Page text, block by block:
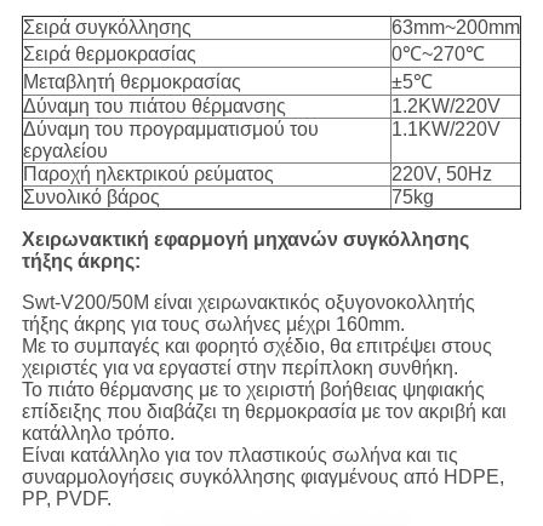
Σειρά συγκόλλησης
63mm~200mm
Σειρά θερμοκρασίας
0℃~270℃
Μεταβλητή θερμοκρασίας
±5℃
Δύναμη του πιάτου θέρμανσης
1.2KW/220V
Δύναμη του προγραμματισμού του
εργαλείου
1.1KW/220V
Παροχή ηλεκτρικού ρεύματος
220V, 50Hz
Συνολικό βάρος
75kg
Χειρωνακτική εφαρμογή μηχανών συγκόλλησης
τήξης άκρης:
Swt-V200/50M είναι χειρωνακτικός οξυγονοκολλητής
τήξης άκρης για τους σωλήνες μέχρι 160mm.
Με το συμπαγές και φορητό σχέδιο, θα επιτρέψει στους
χειριστές για να εργαστεί στην περίπλοκη συνθήκη.
Το πιάτο θέρμανσης με το χειριστή βοήθειας ψηφιακής
επίδειξης που διαβάζει τη θερμοκρασία με τον ακριβή και
κατάλληλο τρόπο.
Είναι κατάλληλο για τον πλαστικούς σωλήνα και τις
συναρμολογήσεις συγκόλλησης φιαγμένους από HDPE,
PP, PVDF.